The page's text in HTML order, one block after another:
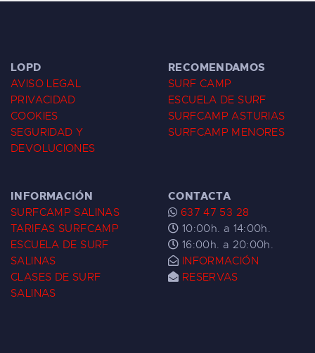
LOPD
AVISO LEGAL
PRIVACIDAD
COOKIES
SEGURIDAD Y
DEVOLUCIONES
RECOMENDAMOS
SURF CAMP
ESCUELA DE SURF
SURFCAMP ASTURIAS
SURFCAMP MENORES
INFORMACIÓN
SURFCAMP SALINAS
TARIFAS SURFCAMP
ESCUELA DE SURF
SALINAS
CLASES DE SURF
SALINAS
CONTACTA
637 47 53 28
10:00h. a 14:00h.
16:00h. a 20:00h.
INFORMACIÓN
RESERVAS